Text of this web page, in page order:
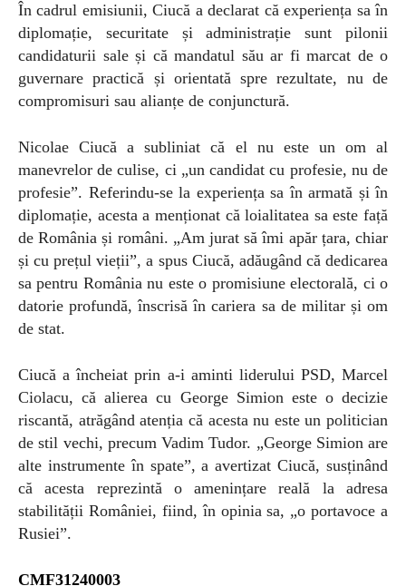
În cadrul emisiunii, Ciucă a declarat că experiența sa în
diplomație, securitate și administrație sunt pilonii
candidaturii sale și că mandatul său ar fi marcat de o
guvernare practică și orientată spre rezultate, nu de
compromisuri sau alianțe de conjunctură.
Nicolae Ciucă a subliniat că el nu este un om al
manevrelor de culise, ci „un candidat cu profesie, nu de
profesie”. Referindu-se la experiența sa în armată și în
diplomație, acesta a menționat că loialitatea sa este față
de România și români. „Am jurat să îmi apăr țara, chiar
și cu prețul vieții”, a spus Ciucă, adăugând că dedicarea
sa pentru România nu este o promisiune electorală, ci o
datorie profundă, înscrisă în cariera sa de militar și om
de stat.
Ciucă a încheiat prin a-i aminti liderului PSD, Marcel
Ciolacu, că alierea cu George Simion este o decizie
riscantă, atrăgând atenția că acesta nu este un politician
de stil vechi, precum Vadim Tudor. „George Simion are
alte instrumente în spate”, a avertizat Ciucă, susținând
că acesta reprezintă o amenințare reală la adresa
stabilității României, fiind, în opinia sa, „o portavoce a
Rusiei”.
CMF31240003